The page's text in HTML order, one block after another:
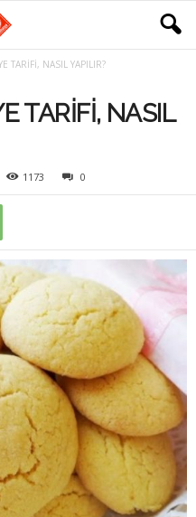
TARİFİ, NASIL YAPILIR?
TARİFİ, NASIL
1173 0